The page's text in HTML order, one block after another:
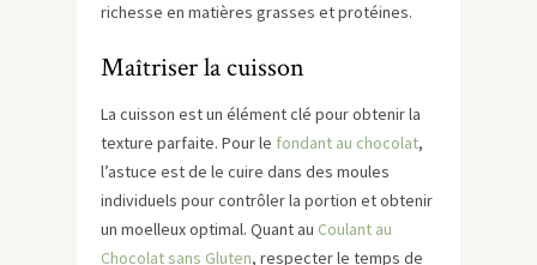
richesse en matières grasses et protéines.
Maîtriser la cuisson
La cuisson est un élément clé pour obtenir la
texture parfaite. Pour le fondant au chocolat,
l’astuce est de le cuire dans des moules
individuels pour contrôler la portion et obtenir
un moelleux optimal. Quant au Coulant au
Chocolat sans Gluten, respecter le temps de